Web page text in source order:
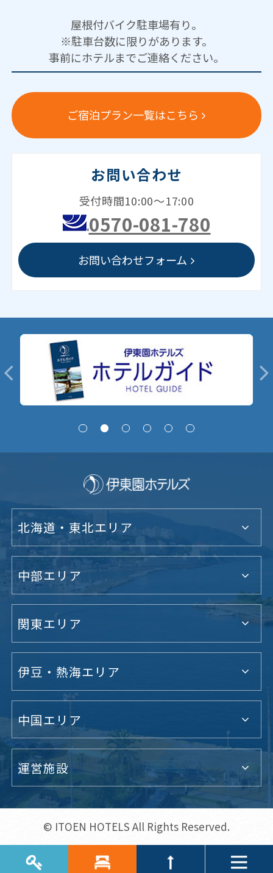
屋根付バイク駐車場有り。
※駐車台数に限りがあります。
事前にホテルまでご連絡ください。
ご宿泊プラン一覧はこちら
お問い合わせ
受付時間10:00～17:00
0570-081-780
お問い合わせフォーム
北海道・東北エリア
中部エリア
関東エリア
伊豆・熱海エリア
中国エリア
運営施設
© ITOEN HOTELS All Rights Reserved.